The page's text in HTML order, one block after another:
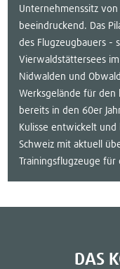
Unternehmenssitz von
beeindruckend. Das
des Flugzeugbauers -
Vierwaldstättersees
Nidwalden und
Werksgelände für den
bereits in den 60er
Kulisse entwickelt
Schweiz mit aktuell
Trainingsflugzeuge für
DAS